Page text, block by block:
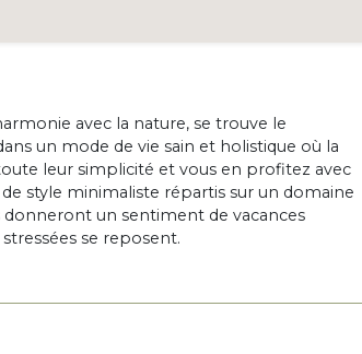
avec la nature, se trouve le
un mode de vie sain et holistique où la
leur simplicité et vous en profitez avec
style minimaliste répartis sur un domaine
un sentiment de vacances
se reposent.